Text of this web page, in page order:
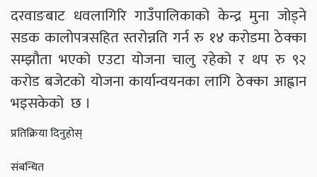
दरवाङबाट धवलागिरि गाउँपालिकाको केन्द्र मुना जोड्ने
सडक कालोपत्रसहित स्तरोन्नति गर्न रु १४ करोडमा ठेक्का
सम्झौता भएको एउटा योजना चालु रहेको र थप रु ९२
करोड बजेटको योजना कार्यान्वयनका लागि ठेक्का आह्वान
भइसकेको छ ।
प्रतिक्रिया दिनुहोस्
संबन्धित